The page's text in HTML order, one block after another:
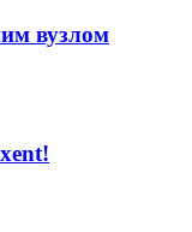
вузлом